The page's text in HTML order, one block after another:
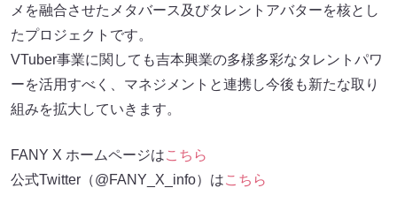
メを融合させたメタバース及びタレントアバターを核とし
たプロジェクトです。
VTuber事業に関しても吉本興業の多様多彩なタレントパワ
ーを活用すべく、マネジメントと連携し今後も新たな取り
組みを拡大していきます。
FANY X ホームページはこちら
公式Twitter（@FANY_X_info）はこちら